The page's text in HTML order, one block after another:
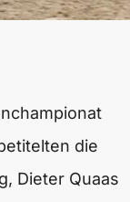
die
Dieter Quaas